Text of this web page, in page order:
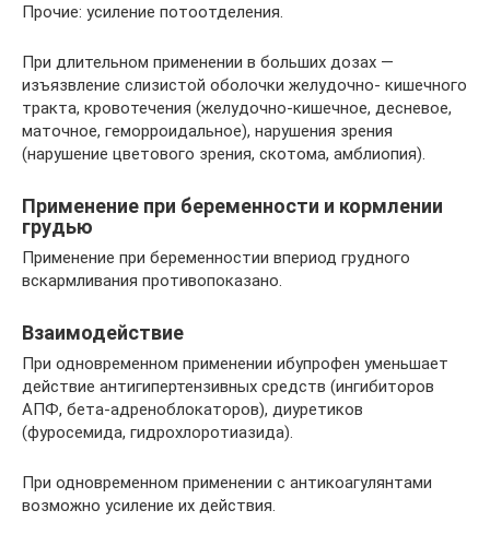
Прочие: усиление потоотделения.
При длительном применении в больших дозах —
изъязвление слизистой оболочки желудочно- кишечного
тракта, кровотечения (желудочно-кишечное, десневое,
маточное, геморроидальное), нарушения зрения
(нарушение цветового зрения, скотома, амблиопия).
Применение при беременности и кормлении
грудью
Применение при беременностии впериод грудного
вскармливания противопоказано.
Взаимодействие
При одновременном применении ибупрофен уменьшает
действие антигипертензивных средств (ингибиторов
АПФ, бета-адреноблокаторов), диуретиков
(фуросемида, гидрохлоротиазида).
При одновременном применении с антикоагулянтами
возможно усиление их действия.